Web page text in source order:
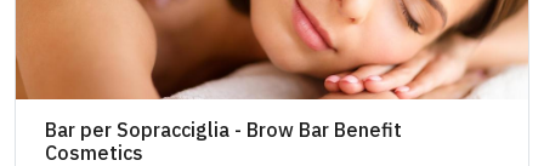
Bar per Sopracciglia - Brow Bar Benefit
Cosmetics